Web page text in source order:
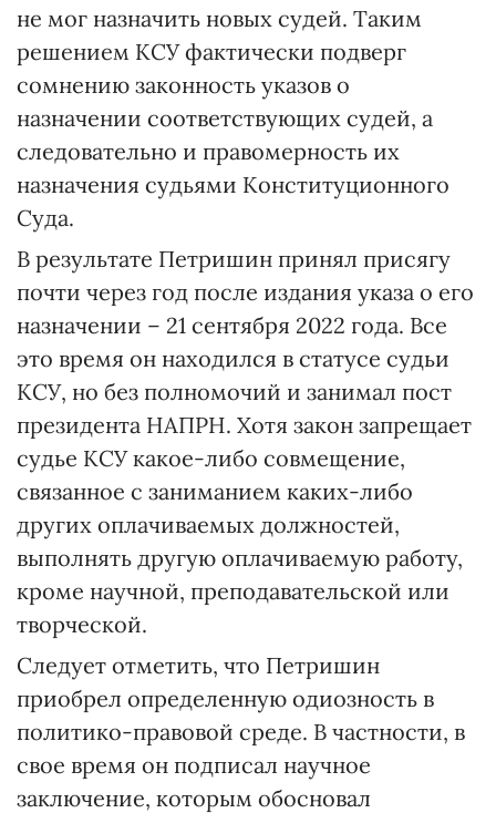
не мог назначить новых судей. Таким
решением КСУ фактически подверг
сомнению законность указов о
назначении соответствующих судей, а
следовательно и правомерность их
назначения судьями Конституционного
Суда.
В результате Петришин принял присягу
почти через год после издания указа о его
назначении – 21 сентября 2022 года. Все
это время он находился в статусе судьи
КСУ, но без полномочий и занимал пост
президента НАПРН. Хотя закон запрещает
судье КСУ какое-либо совмещение,
связанное с заниманием каких-либо
других оплачиваемых должностей,
выполнять другую оплачиваемую работу,
кроме научной, преподавательской или
творческой.
Следует отметить, что Петришин
приобрел определенную одиозность в
политико-правовой среде. В частности, в
свое время он подписал научное
заключение, которым обосновал